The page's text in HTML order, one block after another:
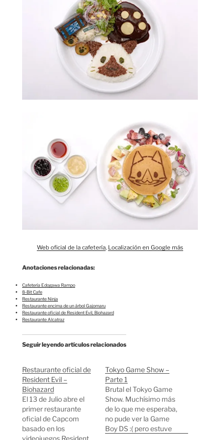
Web oficial de la cafetería, Localización en Google más
Anotaciones relacionadas:
Cafetería Edogawa Rampo
8-Bit Cafe
Restaurante Ninja
Restaurante encima de un árbol Gajomaru
Restaurante oficial de Resident Evil, Biohazard
Restaurante Alcatraz
Seguir leyendo artículos relacionados
Restaurante oficial de
Resident Evil –
Biohazard
El 13 de Julio abre el
primer restaurante
oficial de Capcom
basado en los
videojuegos Resident
Tokyo Game Show –
Parte 1
Brutal el Tokyo Game
Show. Muchísimo más
de lo que me esperaba,
no pude ver la Game
Boy DS :( pero estuve